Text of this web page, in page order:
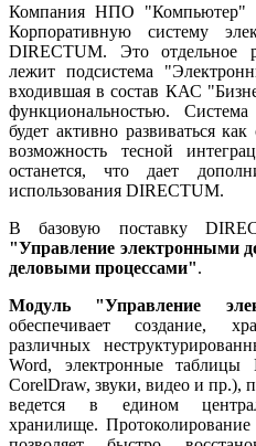
Компания НПО "Компьютер"
Корпоративную систему
DIRECTUM. Это отдельное
лежит подсистема
входившая в состав КАС
функциональностью.
будет активно развиваться
возможность тесной
останется, что дает
использования DIRECTUM.
В базовую поставку
"Управление электронными
деловыми процессами".
Модуль "Управление
обеспечивает создание,
различных
Word, электронные
CorelDraw, звуки, видео и пр.),
ведется в едином
хранилище. Протоколирование